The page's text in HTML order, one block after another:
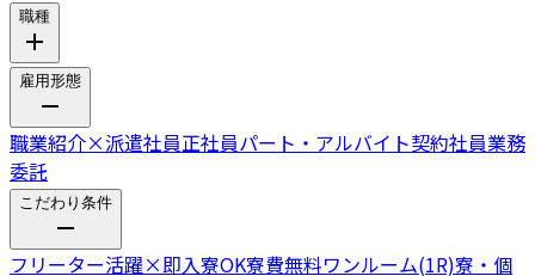
職種
雇用形態
職業紹介×派遣社員正社員パート・アルバイト契約社員業務
委託
こだわり条件
フリーター活躍×即入寮OK寮費無料ワンルーム(1R)寮・個